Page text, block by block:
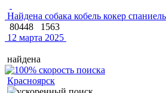
Найдена собака кобель кокер
80448
1563
12 марта 2025
найдена
Красноярск